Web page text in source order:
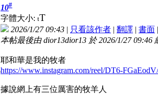
10#
字體大小: tT
2026/1/27 09:43 | 只看該作者 | 翻譯 | 書面
本帖最後由 dior13dior13 於 2026/1/27 09:46
耶和華是我的牧者
https://www.instagram.com/reel/DT6-
據說網上有三位厲害的牧羊人